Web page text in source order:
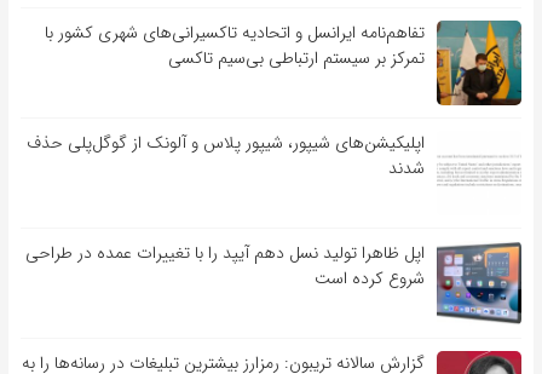
تفاهم‌نامه‌ ایرانسل و اتحادیه تاکسیرانی‌های شهری کشور با
تمرکز بر سیستم ارتباطی بی‌سیم تاکسی
اپلیکیشن‌های شیپور، شیپور پلاس و آلونک از گوگل‌پلی حذف
شدند
اپل ظاهرا تولید نسل دهم آیپد را با تغییرات عمده در طراحی
شروع کرده است
گزارش سالانه تریبون: رمزارز بیشترین تبلیغات در رسانه‌ها را به